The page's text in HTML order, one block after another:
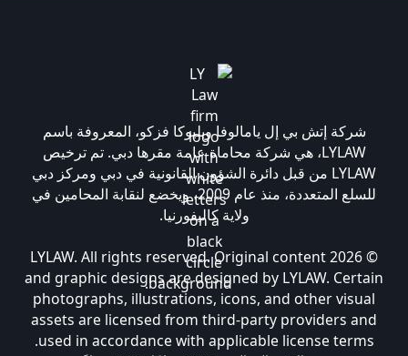
شركة إتش بي إل يامالوفا وبليوكا فزكو، المعروفة باسم
LYLAW، هي شركة محاماة عامة مقرها دبي. تم ترخيص
LYLAW من قبل دائرة الشؤون القانونية في دبي ومركز دبي
للسلع المتعددة، منذ عام 2009، ويخضع لنقابة المحامين في
ولاية كاليفورنيا.
© 2026 LYLAW. All rights reserved. Original content
and graphic designs are designed by LYLAW. Certain
photographs, illustrations, icons, and other visual
assets are licensed from third-party providers and
used in accordance with applicable license terms.